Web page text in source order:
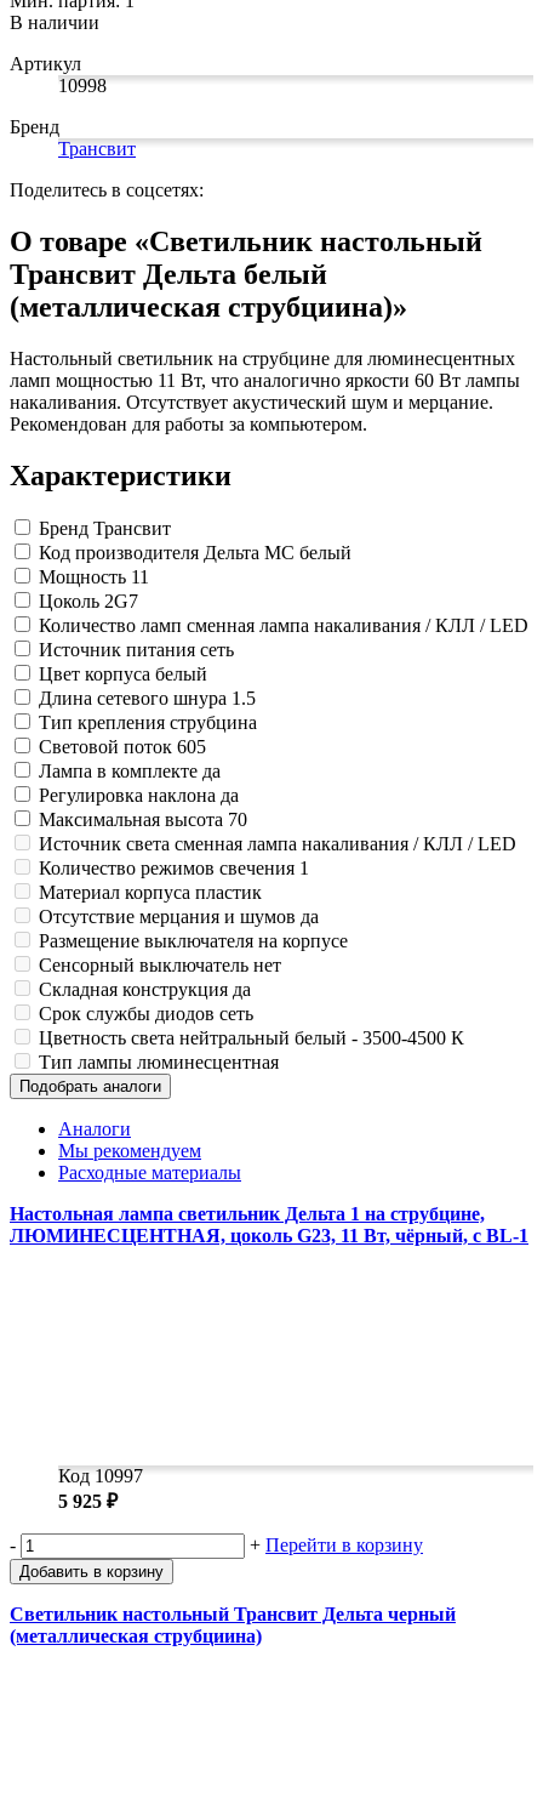
Все товары раздела«Хозтовары»
В наличии
Артикул
10998
Бренд
Трансвит
Поделитесь в соцсетях:
О товаре «Светильник настольный
Трансвит Дельта белый
(металлическая струбциина)»
Настольный светильник на струбцине для люминесцентных
ламп мощностью 11 Вт, что аналогично яркости 60 Вт лампы
накаливания. Отсутствует акустический шум и мерцание.
Рекомендован для работы за компьютером.
Характеристики
Бренд Трансвит
Код производителя Дельта МС белый
Мощность 11
Цоколь 2G7
Количество ламп сменная лампа накаливания / КЛЛ / LED
Источник питания сеть
Цвет корпуса белый
Длина сетевого шнура 1.5
Тип крепления струбцина
Световой поток 605
Лампа в комплекте да
Регулировка наклона да
Максимальная высота 70
Источник света сменная лампа накаливания / КЛЛ / LED
Количество режимов свечения 1
Материал корпуса пластик
Отсутствие мерцания и шумов да
Размещение выключателя на корпусе
Сенсорный выключатель нет
Складная конструкция да
Срок службы диодов сеть
Цветность света нейтральный белый - 3500-4500 К
Тип лампы люминесцентная
Подобрать аналоги
Аналоги
Мы рекомендуем
Расходные материалы
Настольная лампа светильник Дельта 1 на струбцине,
ЛЮМИНЕСЦЕНТНАЯ, цоколь G23, 11 Вт, чёрный, с BL-1
Код 10997
5 925 ₽
- + Перейти в корзину
Добавить в корзину
Светильник настольный Трансвит Дельта черный
(металлическая струбциина)